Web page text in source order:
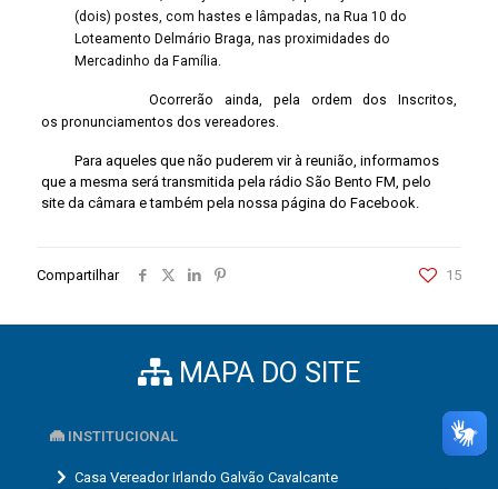
Para aqueles que não puderem vir à reunião, informamos
que a mesma será transmitida pela rádio São Bento FM, pelo
site da câmara e também pela nossa página do Facebook.
Compartilhar
MAPA DO SITE
INSTITUCIONAL
Casa Vereador Irlando Galvão Cavalcante
Símbolos oficiais
Organograma